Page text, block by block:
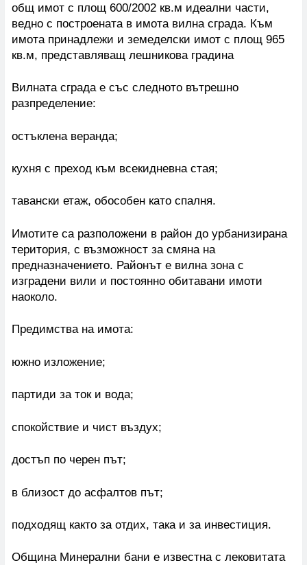
общ имот с площ 600/2002 кв.м идеални части,
ведно с построената в имота вилна сграда. Към
имота принадлежи и земеделски имот с площ 965
кв.м, представляващ лешникова градина
Вилната сграда е със следното вътрешно
разпределение:
остъклена веранда;
кухня с преход към всекидневна стая;
тавански етаж, обособен като спалня.
Имотите са разположени в район до урбанизирана
територия, с възможност за смяна на
предназначението. Районът е вилна зона с
изградени вили и постоянно обитавани имоти
наоколо.
Предимства на имота:
южно изложение;
партиди за ток и вода;
спокойствие и чист въздух;
достъп по черен път;
в близост до асфалтов път;
подходящ както за отдих, така и за инвестиция.
Община Минерални бани е известна с лековитата